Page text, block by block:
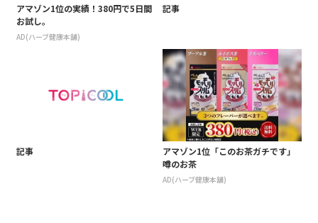
アマゾン1位の実績！380円で5日間
お試し。
AD(ハーブ健康本舗)
記事
記事
アマゾン1位「このお茶ガチです」
噂のお茶
AD(ハーブ健康本舗)